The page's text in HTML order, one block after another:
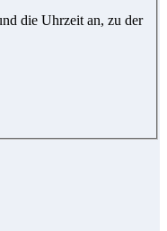
die Uhrzeit an, zu der